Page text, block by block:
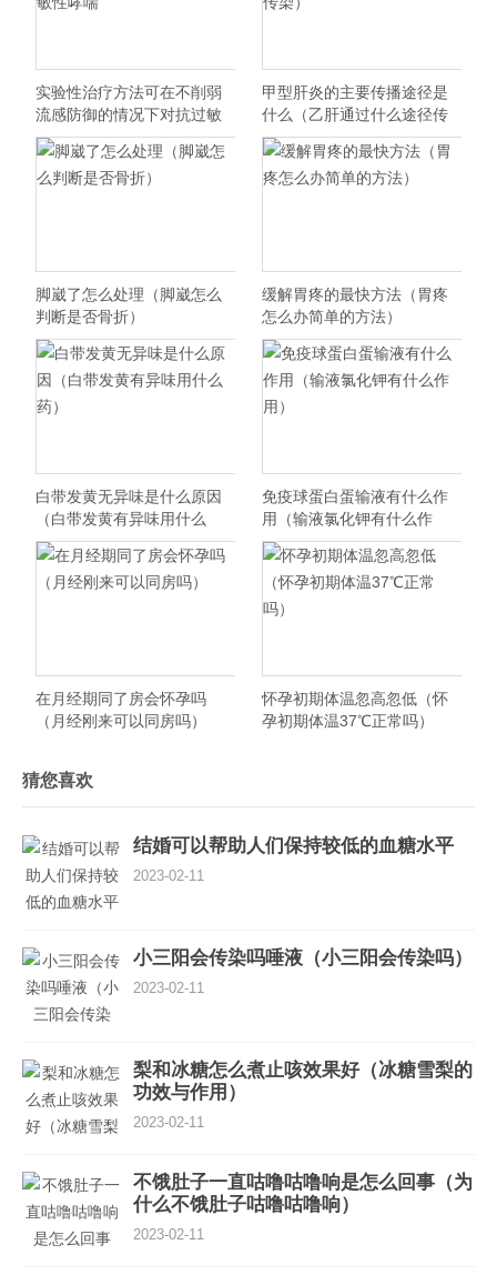
实验性治疗方法可在不削弱
流感防御的情况下对抗过敏
性哮喘
甲型肝炎的主要传播途径是
什么（乙肝通过什么途径传
染）
脚崴了怎么处理（脚崴怎么
判断是否骨折）
缓解胃疼的最快方法（胃疼
怎么办简单的方法）
白带发黄无异味是什么原因
（白带发黄有异味用什么
药）
免疫球蛋白蛋输液有什么作
用（输液氯化钾有什么作
用）
在月经期同了房会怀孕吗
（月经刚来可以同房吗）
怀孕初期体温忽高忽低（怀
孕初期体温37℃正常吗）
猜您喜欢
结婚可以帮助人们保持较低的血糖水平
2023-02-11
小三阳会传染吗唾液（小三阳会传染吗）
2023-02-11
梨和冰糖怎么煮止咳效果好（冰糖雪梨的
功效与作用）
2023-02-11
不饿肚子一直咕噜咕噜响是怎么回事（为
什么不饿肚子咕噜咕噜响）
2023-02-11